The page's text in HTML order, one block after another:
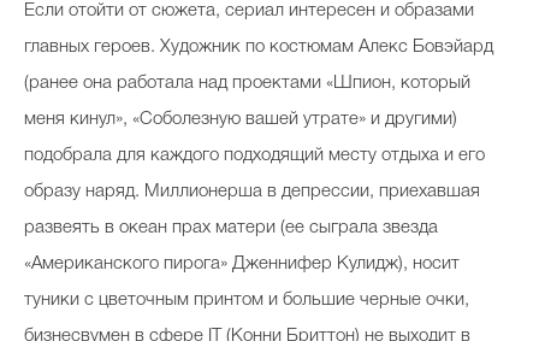
Если отойти от сюжета, сериал интересен и образами
главных героев. Художник по костюмам Алекс Бовэйард
(ранее она работала над проектами «Шпион, который
меня кинул», «Соболезную вашей утрате» и другими)
подобрала для каждого подходящий месту отдыха и его
образу наряд. Миллионерша в депрессии, приехавшая
развеять в океан прах матери (ее сыграла звезда
«Американского пирога» Дженнифер Кулидж), носит
туники с цветочным принтом и большие черные очки,
бизнесвумен в сфере IT (Конни Бриттон) не выходит в